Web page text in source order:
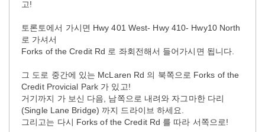
고!
토론토에서 가시면 Hwy 401 West- Hwy 410- Hwy10 North
로 가셔서
Forks of the Credit Rd 로 좌회전해서 들어가시면 됩니다.
그 도로 중간에 있는 McLaren Rd 의 북쪽으로 Forks of the
Credit Provicial Park 가 있고!
거기까지 가 보신 다음, 남쪽으로 내려와 자그마한 다리
(Single Lane Bridge) 까지 드라이브 하세요.
그리고는 다시 Forks of the Credit Rd 를 따라 서쪽으로!